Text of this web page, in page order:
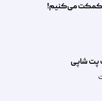
پت شاپی
کمکت می‌کنیم!